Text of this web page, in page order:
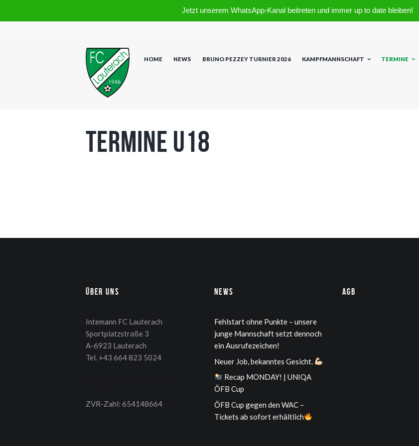
Jetzt unserem WhatsApp-Kanal beitreten und immer up to date bleiben!
HOME NEWS BRUNO PEZZEY TURNIER 2026 KAMPFMANNSCHAFT TERMINE
Termine U18
Über uns
Intemann FC Lauterach
Sportplatzstraße 3
A-6923 Lauterach
Tel. +43 664 823 5024
ZVR-Zahl: 654148664
News
Fehlstart ohne Punkte – unsere
junge Mannschaft setzt dennoch
ein Ausrufezeichen!
Neuer Job, bekanntes Gesicht.
Recap MONDAY! | UNIQA
ÖFB Cup
ÖFB Cup gegen den WAC –
Tickets ab sofort erhältlich
AGB